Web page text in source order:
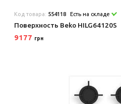
Код товара: 554118 Есть на складе
Поверхность Beko HILG64120S
9177 грн